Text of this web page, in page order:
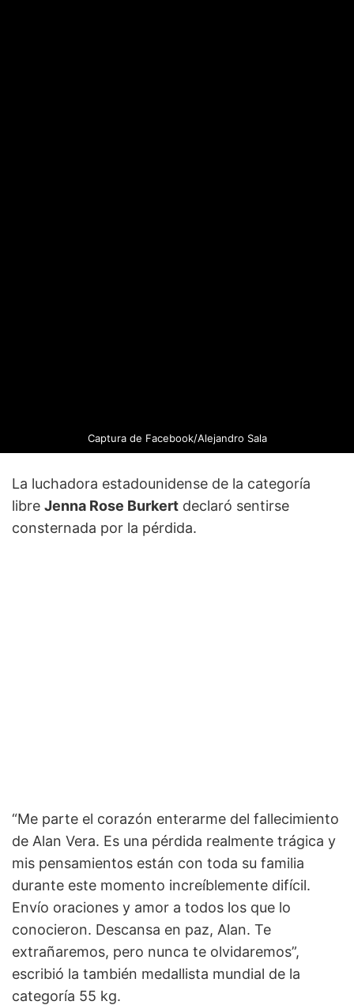
Captura de Facebook/Alejandro Sala
La luchadora estadounidense de la categoría
libre Jenna Rose Burkert declaró sentirse
consternada por la pérdida.
“Me parte el corazón enterarme del fallecimiento
de Alan Vera. Es una pérdida realmente trágica y
mis pensamientos están con toda su familia
durante este momento increíblemente difícil.
Envío oraciones y amor a todos los que lo
conocieron. Descansa en paz, Alan. Te
extrañaremos, pero nunca te olvidaremos”,
escribió la también medallista mundial de la
categoría 55 kg.